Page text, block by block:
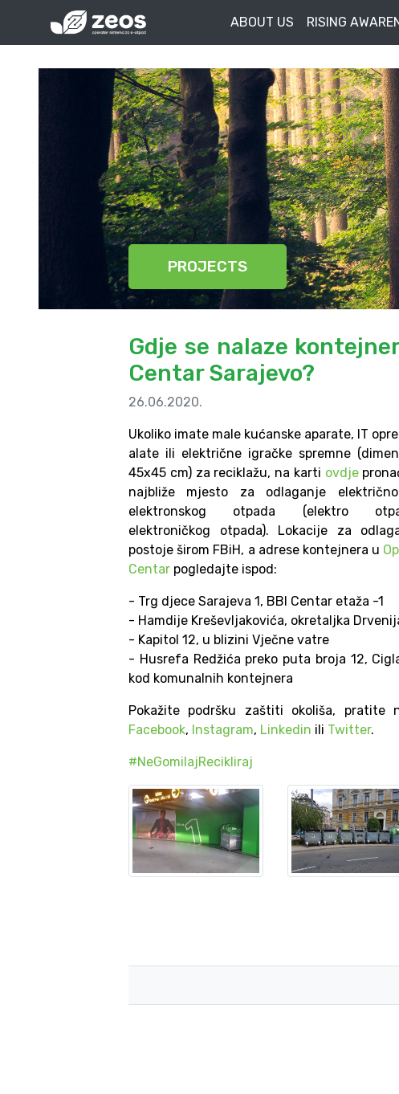
ABOUT US RISING
PROJECTS
Gdje se nalaze
Centar Sarajevo?
26.06.2020.
Ukoliko imate male kućanske aparate, IT
alate ili električne igračke spremne
45x45 cm) za reciklažu, na karti ovdje
najbliže mjesto za odlaganje
elektronskog otpada (elektro
elektroničkog otpada). Lokacije za
postoje širom FBiH, a adrese kontejnera u
Centar pogledajte ispod:
- Trg djece Sarajeva 1, BBI Centar etaža -1
- Hamdije Kreševljakovića, okretaljka
- Kapitol 12, u blizini Vječne vatre
- Husrefa Redžića preko puta broja 12,
kod komunalnih kontejnera
Pokažite podršku zaštiti okoliša, pratite
Facebook, Instagram, Linkedin ili Twitter.
#NeGomilajRecikliraj